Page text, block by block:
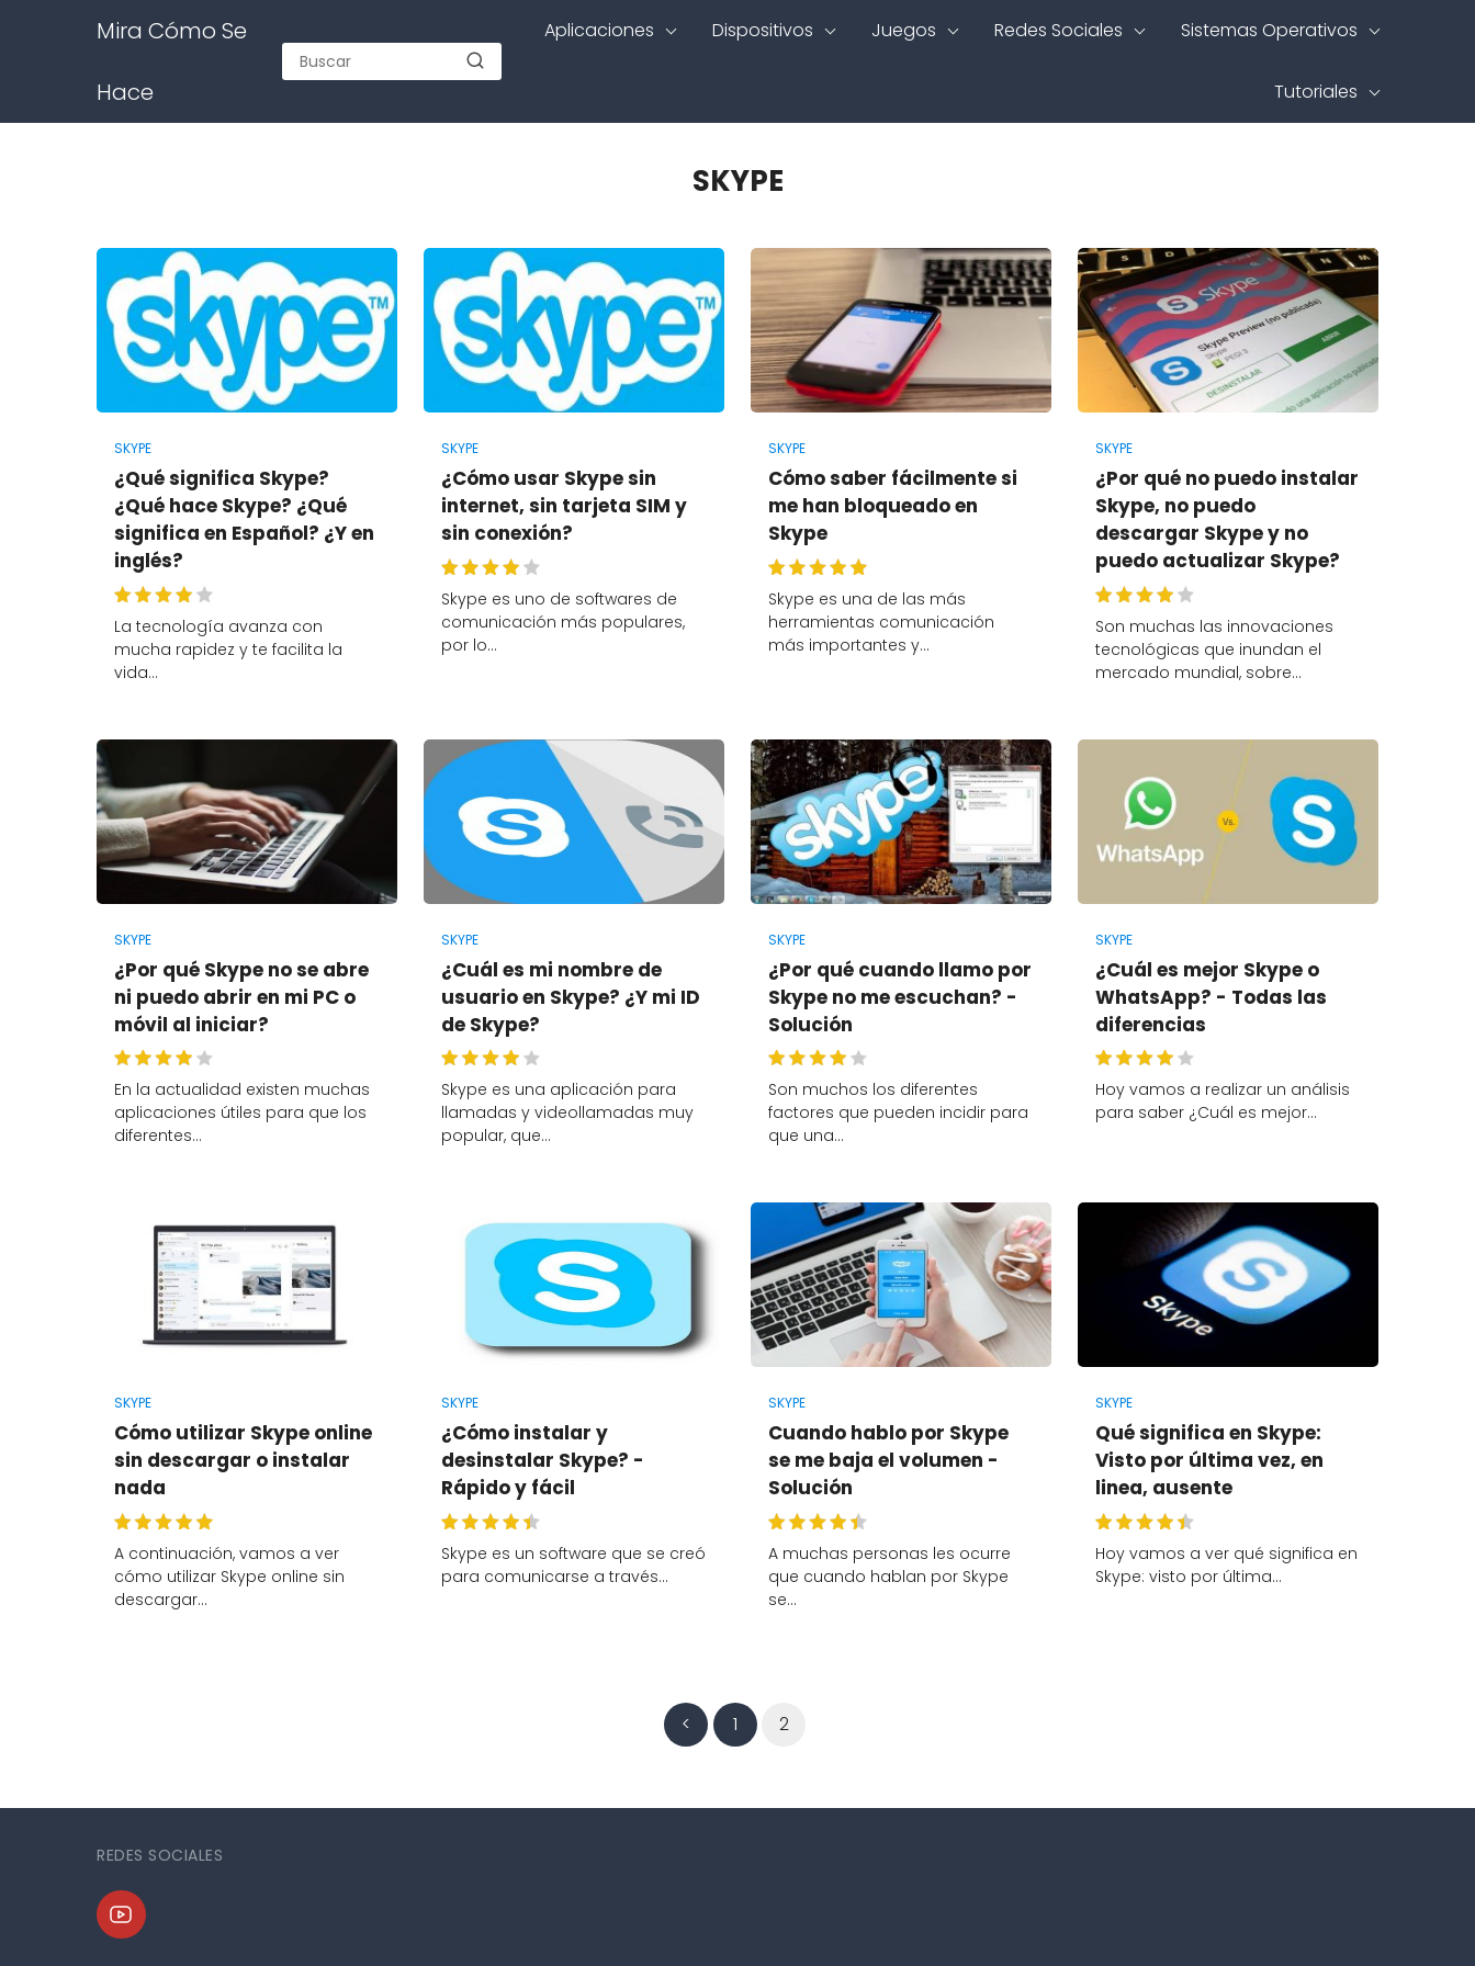
Mira Cómo Se
Hace
Aplicaciones Dispositivos Juegos Redes Sociales Sistemas Operativos
Tutoriales
SKYPE
SKYPE
¿Qué significa Skype?
¿Qué hace Skype? ¿Qué
significa en Español? ¿Y en
inglés?
La tecnología avanza con
mucha rapidez y te facilita la
vida…
SKYPE
¿Cómo usar Skype sin
internet, sin tarjeta SIM y
sin conexión?
Skype es uno de softwares de
comunicación más populares,
por lo…
SKYPE
Cómo saber fácilmente si
me han bloqueado en
Skype
Skype es una de las más
herramientas comunicación
más importantes y…
SKYPE
¿Por qué no puedo instalar
Skype, no puedo
descargar Skype y no
puedo actualizar Skype?
Son muchas las innovaciones
tecnológicas que inundan el
mercado mundial, sobre…
SKYPE
¿Por qué Skype no se abre
ni puedo abrir en mi PC o
móvil al iniciar?
En la actualidad existen muchas
aplicaciones útiles para que los
diferentes…
SKYPE
¿Cuál es mi nombre de
usuario en Skype? ¿Y mi ID
de Skype?
Skype es una aplicación para
llamadas y videollamadas muy
popular, que…
SKYPE
¿Por qué cuando llamo por
Skype no me escuchan? -
Solución
Son muchos los diferentes
factores que pueden incidir para
que una…
SKYPE
¿Cuál es mejor Skype o
WhatsApp? - Todas las
diferencias
Hoy vamos a realizar un análisis
para saber ¿Cuál es mejor…
SKYPE
Cómo utilizar Skype online
sin descargar o instalar
nada
A continuación, vamos a ver
cómo utilizar Skype online sin
descargar…
SKYPE
¿Cómo instalar y
desinstalar Skype? -
Rápido y fácil
Skype es un software que se creó
para comunicarse a través…
SKYPE
Cuando hablo por Skype
se me baja el volumen -
Solución
A muchas personas les ocurre
que cuando hablan por Skype
se…
SKYPE
Qué significa en Skype:
Visto por última vez, en
linea, ausente
Hoy vamos a ver qué significa en
Skype: visto por última…
< 1 2
REDES SOCIALES